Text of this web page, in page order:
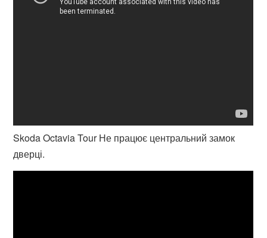
Skoda Octavia Tour Не працює центральний замок
дверці.